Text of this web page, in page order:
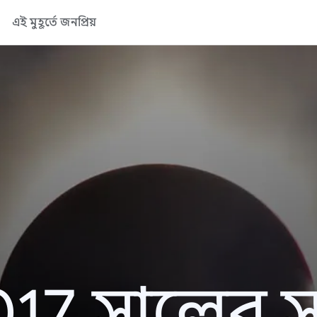
এই মুহূর্তে জনপ্রিয়